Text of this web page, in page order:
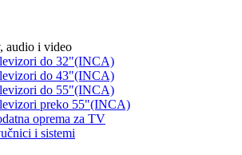
audio i video
do 32"(INCA)
do 43"(INCA)
do 55"(INCA)
preko 55"(INCA)
oprema za TV
i sistemi